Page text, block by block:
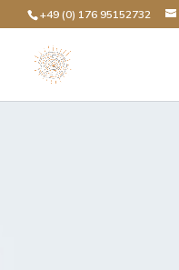
+49 (0) 176 95152732